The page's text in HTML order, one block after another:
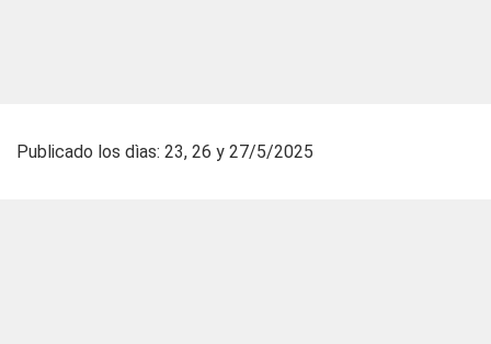
Publicado los dìas: 23, 26 y 27/5/2025